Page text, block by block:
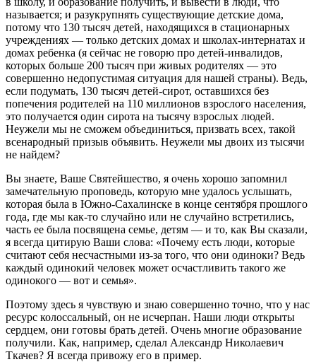
называется; и разукрупнять существующие детские дома,
потому что 130 тысяч детей, находящихся в стационарных
учреждениях — только детских домах и школах-интернатах и
домах ребенка (я сейчас не говорю про детей-инвалидов,
которых больше 200 тысяч при живых родителях — это
совершенно недопустимая ситуация для нашей страны). Ведь,
если подумать, 130 тысяч детей-сирот, оставшихся без
попечения родителей на 110 миллионов взрослого населения,
это получается один сирота на тысячу взрослых людей.
Неужели мы не сможем объединиться, призвать всех, такой
всенародный призыв объявить. Неужели мы двоих из тысячи
не найдем?
Вы знаете, Ваше Святейшество, я очень хорошо запомнил
замечательную проповедь, которую мне удалось услышать,
которая была в Южно-Сахалинске в конце сентября прошлого
года, где мы как-то случайно или не случайно встретились,
часть ее была посвящена семье, детям — и то, как Вы сказали,
я всегда цитирую Ваши слова: «Почему есть люди, которые
считают себя несчастными из-за того, что они одиноки? Ведь
каждый одинокий человек может осчастливить такого же
одинокого — вот и семья».
Поэтому здесь я чувствую и знаю совершенно точно, что у нас
ресурс колоссальный, он не исчерпан. Наши люди открыты
сердцем, они готовы брать детей. Очень многие образование
получили. Как, например, сделал Александр Николаевич
Ткачев? Я всегда привожу его в пример.